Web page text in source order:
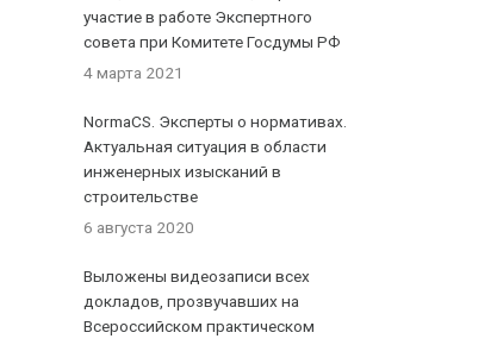
участие в работе Экспертного
совета при Комитете Госдумы РФ
4 марта 2021
NormaCS. Эксперты о нормативах.
Актуальная ситуация в области
инженерных изысканий в
строительстве
6 августа 2020
Выложены видеозаписи всех
докладов, прозвучавших на
Всероссийском практическом